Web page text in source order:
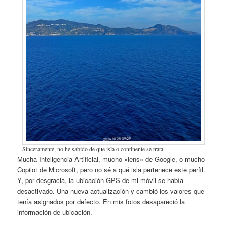
Sinceramente, no he sabido de que isla o continente se trata.
Mucha Inteligencia Artificial, mucho «lens» de Google, o mucho
Copilot de Microsoft, pero no sé a qué isla pertenece este perfil.
Y, por desgracia, la ubicación GPS de mi móvil se había
desactivado. Una nueva actualización y cambió los valores que
tenía asignados por defecto. En mis fotos desapareció la
información de ubicación.